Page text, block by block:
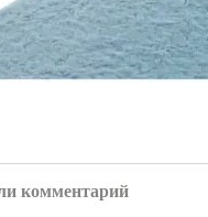
комментарий